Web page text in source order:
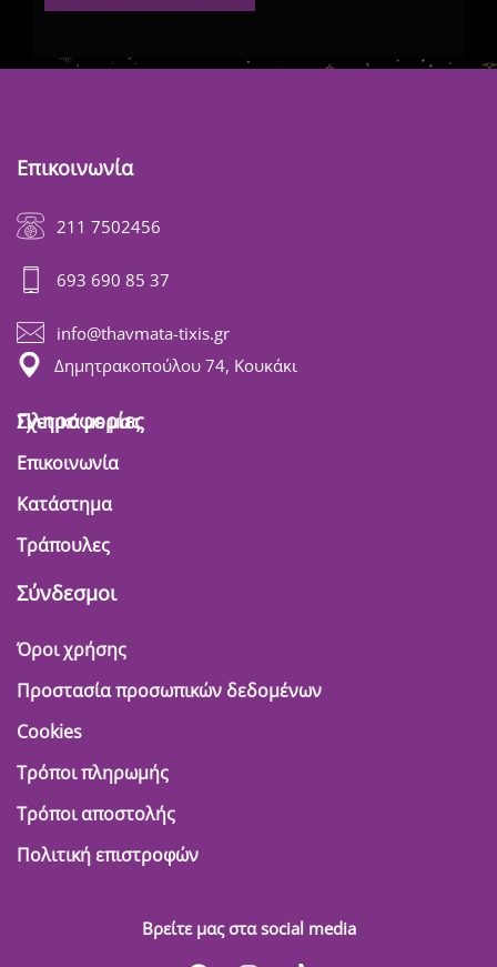
Επικοινωνία
211 7502456
693 690 85 37
info@thavmata-tixis.gr
Δημητρακοπούλου 74, Κουκάκι
Πληροφορίες
Σχετικά με μας
Επικοινωνία
Κατάστημα
Τράπουλες
Σύνδεσμοι
Όροι χρήσης
Προστασία προσωπικών δεδομένων
Cookies
Τρόποι πληρωμής
Τρόποι αποστολής
Πολιτική επιστροφών
Βρείτε μας στα social media